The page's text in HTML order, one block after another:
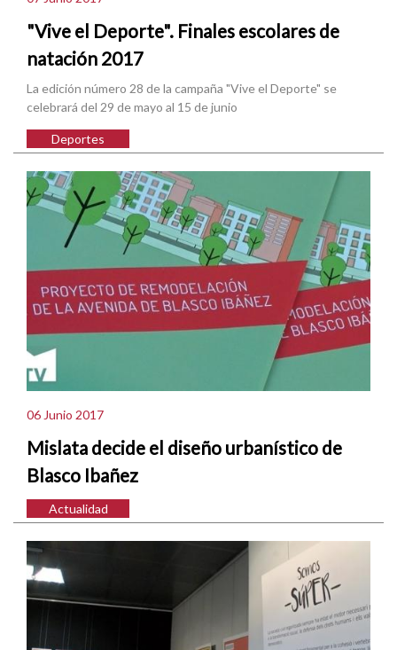
"Vive el Deporte". Finales escolares de
natación 2017
La edición número 28 de la campaña "Vive el Deporte" se
celebrará del 29 de mayo al 15 de junio
Deportes
06 Junio 2017
Mislata decide el diseño urbanístico de
Blasco Ibañez
Actualidad